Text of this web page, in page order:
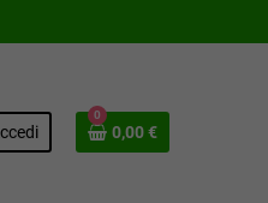
0
0,00 €